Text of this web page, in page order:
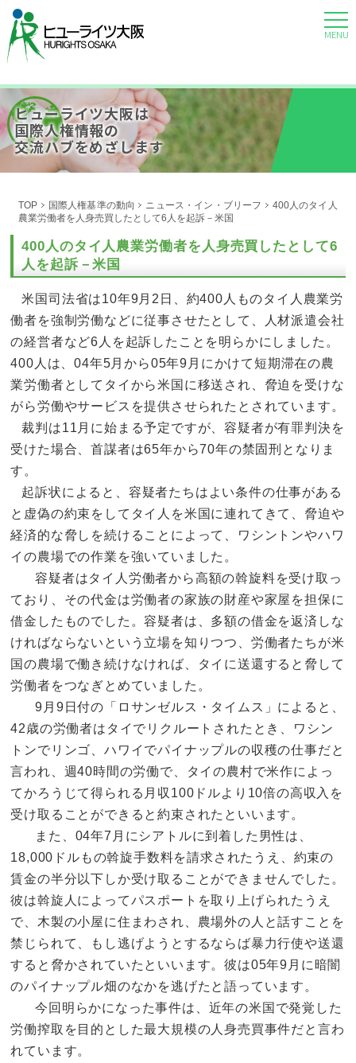
MENU
ヒューライツ大阪は
国際人権情報の
交流ハブをめざします
TOP 国際人権基準の動向 ニュース・イン・ブリーフ
400人のタイ人
農業労働者を人身売買したとして6人を起訴－米国
400人のタイ人農業労働者を人身売買したとして6
人を起訴－米国
米国司法省は10年9月2日、約400人ものタイ人農業労
働者を強制労働などに従事させたとして、人材派遣会社
の経営者など6人を起訴したことを明らかにしました。
400人は、04年5月から05年9月にかけて短期滞在の農
業労働者としてタイから米国に移送され、脅迫を受けな
がら労働やサービスを提供させられたとされています。
裁判は11月に始まる予定ですが、容疑者が有罪判決を
受けた場合、首謀者は65年から70年の禁固刑となりま
す。
起訴状によると、容疑者たちはよい条件の仕事がある
と虚偽の約束をしてタイ人を米国に連れてきて、脅迫や
経済的な脅しを続けることによって、ワシントンやハワ
イの農場での作業を強いていました。
容疑者はタイ人労働者から高額の斡旋料を受け取っ
ており、その代金は労働者の家族の財産や家屋を担保に
借金したものでした。容疑者は、多額の借金を返済しな
ければならないという立場を知りつつ、労働者たちが米
国の農場で働き続けなければ、タイに送還すると脅して
労働者をつなぎとめていました。
9月9日付の「ロサンゼルス・タイムス」によると、
42歳の労働者はタイでリクルートされたとき、ワシン
トンでリンゴ、ハワイでパイナップルの収穫の仕事だと
言われ、週40時間の労働で、タイの農村で米作によっ
てかろうじて得られる月収100ドルより10倍の高収入を
受け取ることができると約束されたといいます。
また、04年7月にシアトルに到着した男性は、
18,000ドルもの斡旋手数料を請求されたうえ、約束の
賃金の半分以下しか受け取ることができませんでした。
彼は斡旋人によってパスポートを取り上げられたうえ
で、木製の小屋に住まわされ、農場外の人と話すことを
禁じられて、もし逃げようとするならば暴力行使や送還
すると脅かされていたといいます。彼は05年9月に暗闇
のパイナップル畑のなかを逃げたと語っています。
今回明らかになった事件は、近年の米国で発覚した
労働搾取を目的とした最大規模の人身売買事件だと言わ
れています。